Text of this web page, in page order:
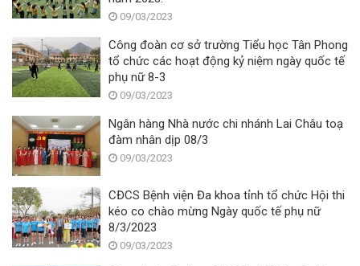
09/03/2023
Công đoàn cơ sở trường Tiểu học Tân Phong
tổ chức các hoạt động kỷ niệm ngày quốc tế
phụ nữ 8-3
09/03/2023
Ngân hàng Nhà nước chi nhánh Lai Châu toạ
đàm nhân dịp 08/3
09/03/2023
CĐCS Bệnh viện Đa khoa tỉnh tổ chức Hội thi
kéo co chào mừng Ngày quốc tế phụ nữ
8/3/2023
09/03/2023